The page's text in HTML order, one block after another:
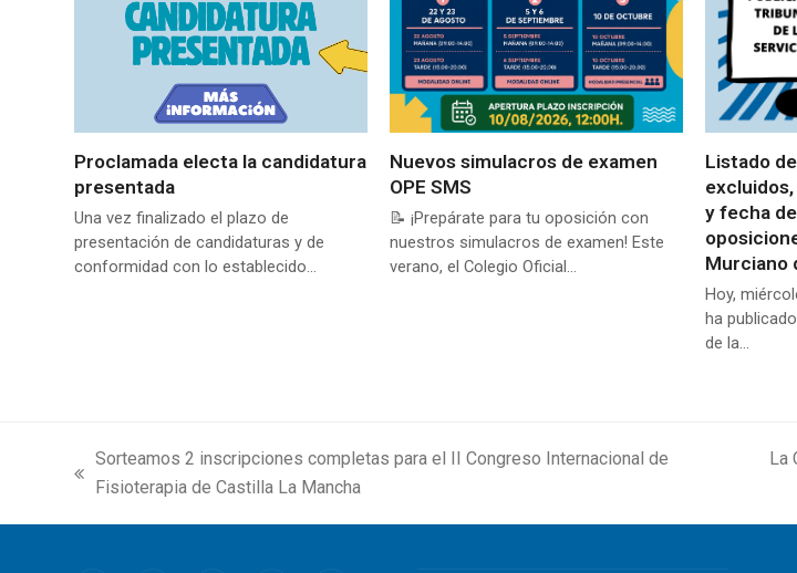
Proclamada electa la candidatura
presentada
Una vez finalizado el plazo de
presentación de candidaturas y de
conformidad con lo establecido…
Nuevos simulacros de examen
OPE SMS
📝 ¡Prepárate para tu oposición con
nuestros simulacros de examen! Este
verano, el Colegio Oficial…
Listado
y fecha
Murciano
Hoy,
ha
de la…
previous
Sorteamos 2 inscripciones completas para el II Congreso Internacional de
Fisioterapia de Castilla La Mancha
La